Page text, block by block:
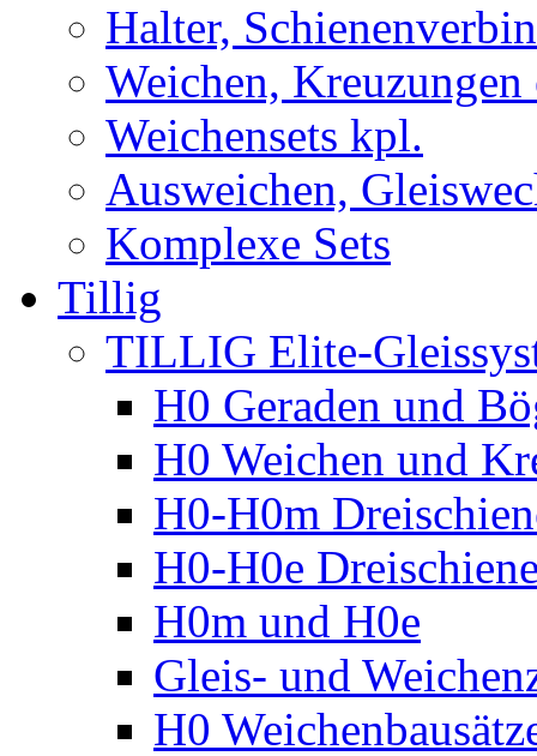
Halter,
Weichen, Kreuzungen
Weichensets kpl.
Ausweichen,
Komplexe Sets
Tillig
TILLIG Elite-
H0 Geraden und
H0 Weichen und
H0-H0m
H0-H0e
H0m und H0e
Gleis- und
H0